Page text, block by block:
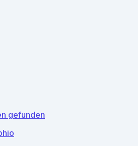
gefunden